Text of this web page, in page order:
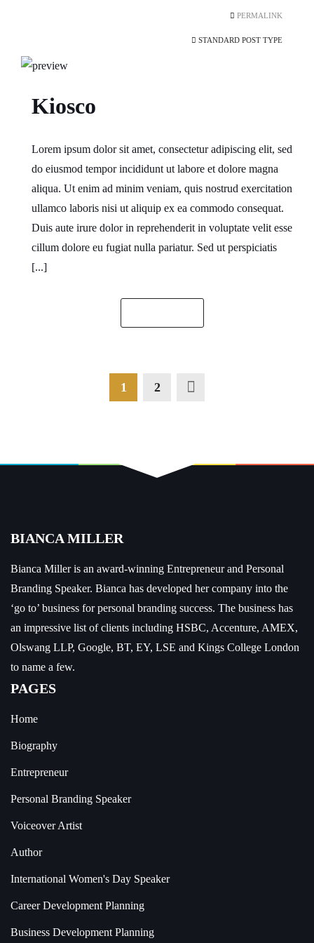
PERMALINK
STANDARD POST TYPE
Kiosco
Lorem ipsum dolor sit amet, consectetur adipiscing elit, sed
do eiusmod tempor incididunt ut labore et dolore magna
aliqua. Ut enim ad minim veniam, quis nostrud exercitation
ullamco laboris nisi ut aliquip ex ea commodo consequat.
Duis aute irure dolor in reprehenderit in voluptate velit esse
cillum dolore eu fugiat nulla pariatur. Sed ut perspiciatis
[...]
1 2
BIANCA MILLER
Bianca Miller is an award-winning Entrepreneur and Personal
Branding Speaker. Bianca has developed her company into the
‘go to’ business for personal branding success. The business has
an impressive list of clients including HSBC, Accenture, AMEX,
Olswang LLP, Google, BT, EY, LSE and Kings College London
to name a few.
PAGES
Home
Biography
Entrepreneur
Personal Branding Speaker
Voiceover Artist
Author
International Women's Day Speaker
Career Development Planning
Business Development Planning